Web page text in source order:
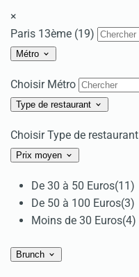
×
Paris 13ème (19)
Métro
Choisir Métro
Type de restaurant
Choisir Type de restaurant
Prix moyen
De 30 à 50 Euros(11)
De 50 à 100 Euros(3)
Moins de 30 Euros(4)
Brunch